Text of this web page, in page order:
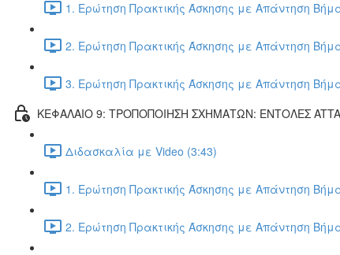
1. Ερώτηση Πρακτικής Άσκησης με Απάντηση
2. Ερώτηση Πρακτικής Άσκησης με Απάντηση
3. Ερώτηση Πρακτικής Άσκησης με Απάντηση
ΚΕΦΑΛΑΙΟ 9: ΤΡΟΠΟΠΟΙΗΣΗ ΣΧΗΜΑΤΩΝ: ΕΝΤΟΛΕΣ
Διδασκαλία με Video (3:43)
1. Ερώτηση Πρακτικής Άσκησης με Απάντηση
2. Ερώτηση Πρακτικής Άσκησης με Απάντηση